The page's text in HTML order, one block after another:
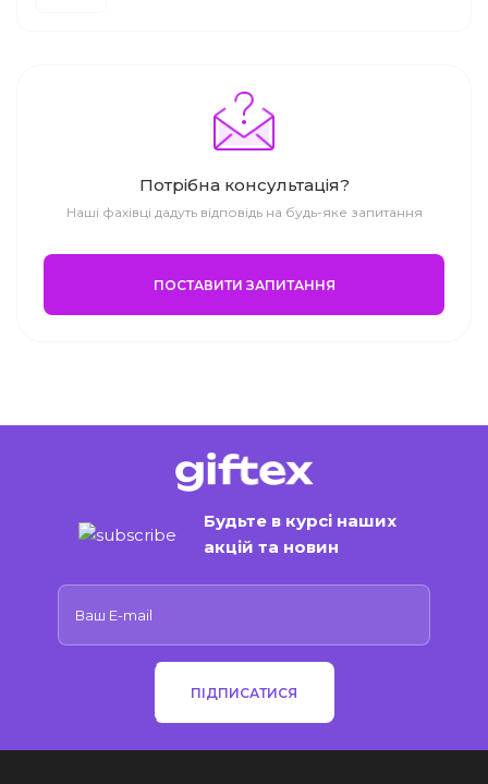
Потрібна консультація?
Наші фахівці дадуть відповідь на будь-яке запитання
ПОСТАВИТИ ЗАПИТАННЯ
Будьте в курсі наших
акцій та новин
ПІДПИСАТИСЯ